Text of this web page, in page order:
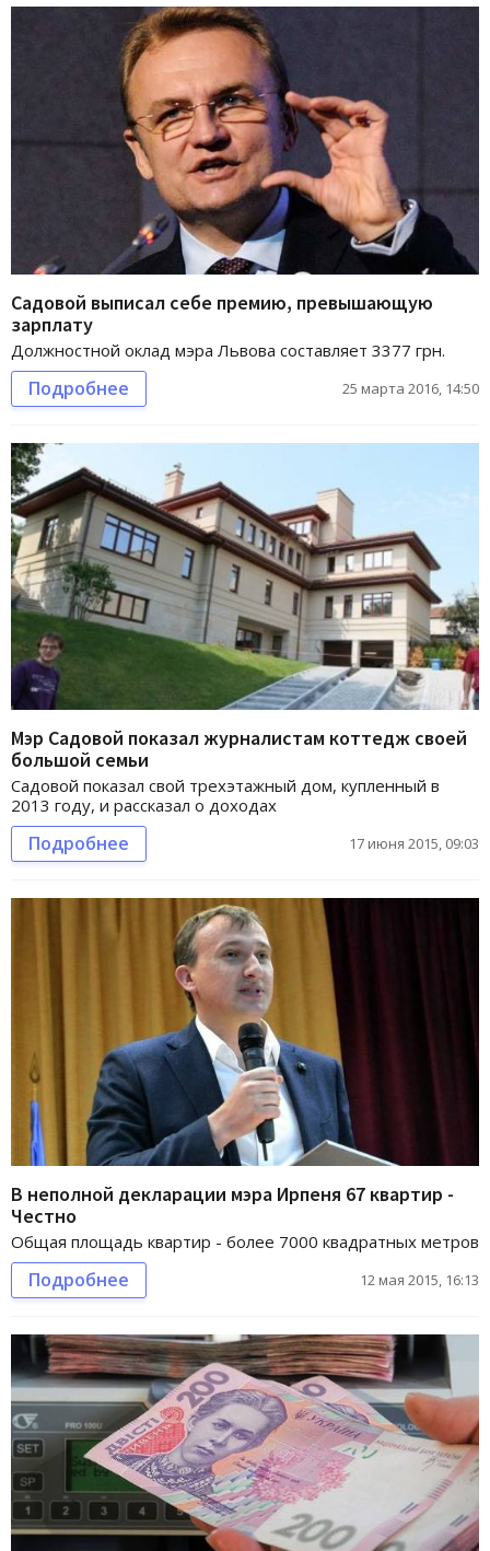
Садовой выписал себе премию, превышающую
зарплату
Должностной оклад мэра Львова составляет 3377 грн.
Подробнее 25 марта 2016, 14:50
Мэр Садовой показал журналистам коттедж своей
большой семьи
Садовой показал свой трехэтажный дом, купленный в
2013 году, и рассказал о доходах
Подробнее 17 июня 2015, 09:03
В неполной декларации мэра Ирпеня 67 квартир -
Честно
Общая площадь квартир - более 7000 квадратных метров
Подробнее 12 мая 2015, 16:13